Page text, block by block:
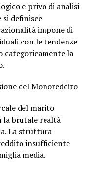
e privo di analisi
definisce
impone di
con le tendenze
categoricamente la
del Monoreddito
del marito
la brutale realtà
La struttura
insufficiente
media.